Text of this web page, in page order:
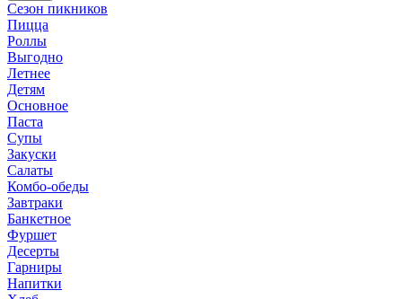
Сезон пикников
Пицца
Роллы
Выгодно
Летнее
Детям
Основное
Паста
Супы
Закуски
Салаты
Комбо-обеды
Завтраки
Банкетное
Фуршет
Десерты
Гарниры
Напитки